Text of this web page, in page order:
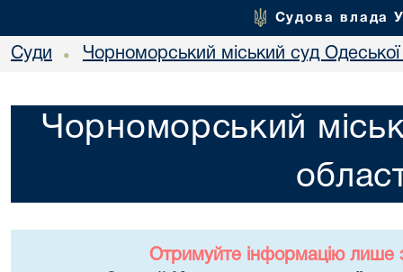
Судова влада
Суди • Чорноморський міський суд Одеської
Чорноморський
Отримуйте інформацію лише